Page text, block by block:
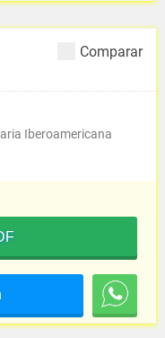
Comparar
Iberoamericana